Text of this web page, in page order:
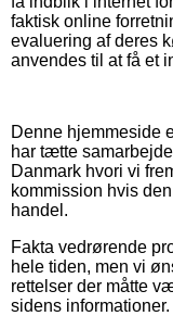
faktisk online
evaluering af deres
anvendes til at få et
Denne hjemmeside
har tætte
Danmark hvori vi
kommission hvis
handel.
Fakta vedrørende
hele tiden, men vi
rettelser der måtte
sidens informationer.